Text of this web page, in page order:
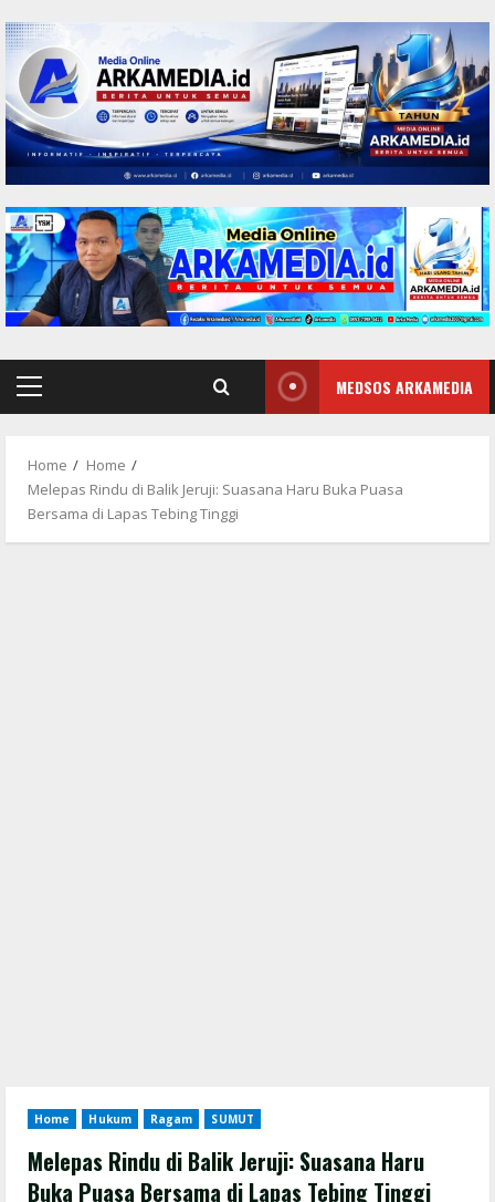
to
content
Primary
MEDSOS ARKAMEDIA
Home
Home
Melepas Rindu di Balik Jeruji: Suasana Haru Buka Puasa
Bersama di Lapas Tebing Tinggi
Home Hukum Ragam SUMUT
Melepas Rindu di Balik Jeruji: Suasana Haru
Buka Puasa Bersama di Lapas Tebing Tinggi